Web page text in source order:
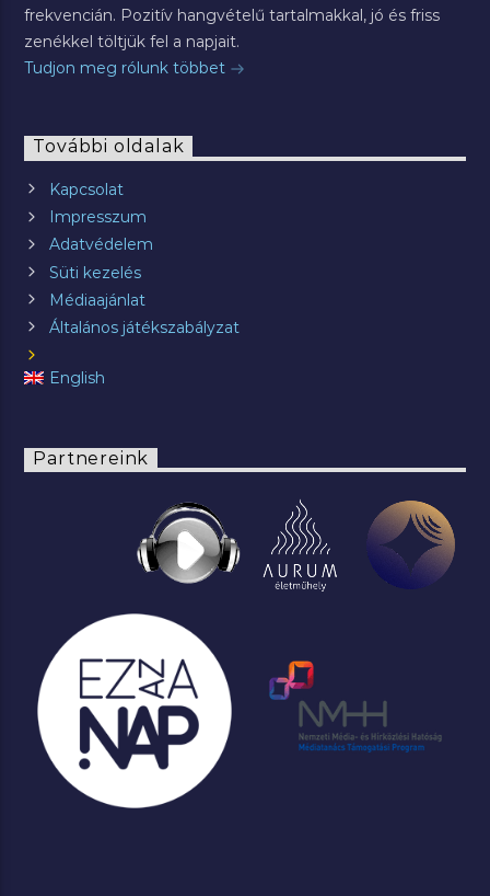
frekvencián. Pozitív hangvételű tartalmakkal, jó és friss
zenékkel töltjük fel a napjait.
Tudjon meg rólunk többet
További oldalak
Kapcsolat
Impresszum
Adatvédelem
Süti kezelés
Médiaajánlat
Általános játékszabályzat
English
Partnereink